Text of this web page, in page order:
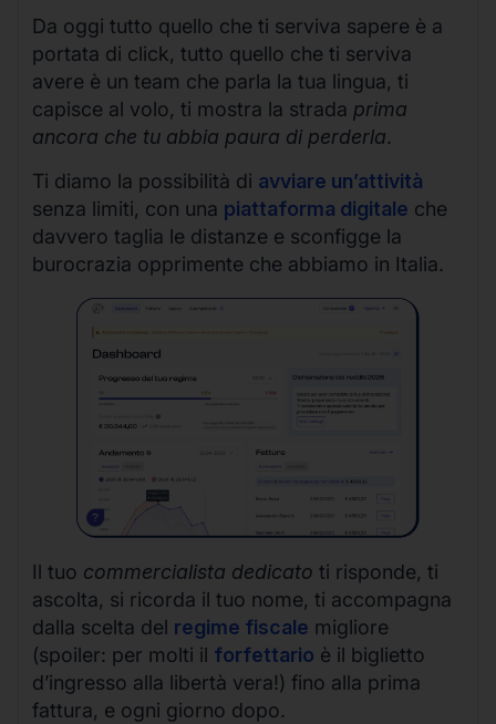
Da oggi tutto quello che ti serviva sapere è a
portata di click, tutto quello che ti serviva
avere è un team che parla la tua lingua, ti
capisce al volo, ti mostra la strada prima
ancora che tu abbia paura di perderla.
Ti diamo la possibilità di avviare un’attività
senza limiti, con una piattaforma digitale che
davvero taglia le distanze e sconfigge la
burocrazia opprimente che abbiamo in Italia.
Il tuo commercialista dedicato ti risponde, ti
ascolta, si ricorda il tuo nome, ti accompagna
dalla scelta del regime fiscale migliore
(spoiler: per molti il forfettario è il biglietto
d’ingresso alla libertà vera!) fino alla prima
fattura, e ogni giorno dopo.